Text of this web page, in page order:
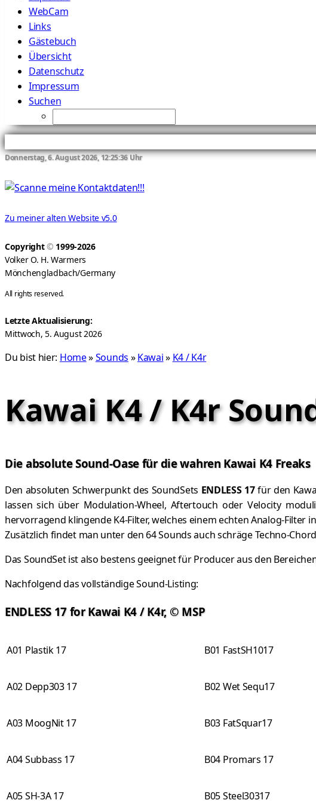
WebCam
Links
Gästebuch
Übersicht
Datenschutz
Impressum
Suchen
Donnerstag, 6. August 2026, 12:25:37 Uhr
Zu meiner alten Website v5.0
Copyright© 1999-2026
Volker O. H. Warmers
Mönchengladbach/Germany
All rights reserved.
Letzte Aktualisierung:
Mittwoch, 5. August 2026
Du bist hier: Home»Sounds »Kawai» K4 / K4r
Kawai K4 / K4r
Die absolute Sound-Oase für die wahren Kawai K4 Freaks
Den absoluten Schwerpunkt des SoundSets ENDLESS 17für den
lassen sich über Modulation-Wheel, Aftertouch oder Velocity
hervorragend klingende K4-Filter, welches einem echten Analog-Filter
Zusätzlich findet man unter den 64 Sounds auch schräge Techno-
Das SoundSet ist also bestens geeignet für Producer aus den
Nachfolgend das vollständige Sound-Listing:
ENDLESS 17 for Kawai K4 / K4r, © MSP
A01 Plastik 17 B01 FastSH1017
A02 Depp303 17 B02 Wet Sequ17
A03 MoogNit 17 B03 FatSquar17
A04 Subbass 17 B04 Promars 17
A05 SH-3A 17 B05 Steel30317